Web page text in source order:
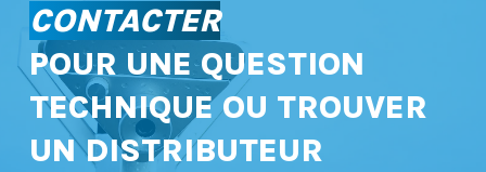
CONTACTER
POUR UNE QUESTION
TECHNIQUE OU TROUVER
UN DISTRIBUTEUR